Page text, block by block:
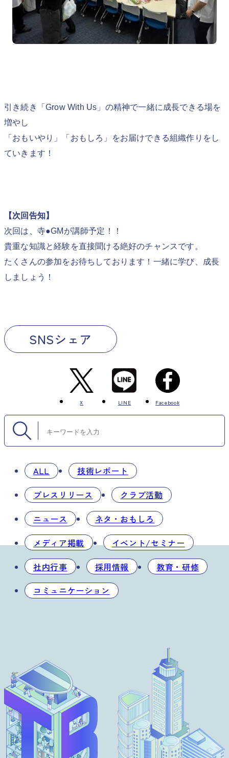
引き続き「Grow With Us」の精神で一緒に成長できる場を
増やし
「おもいやり」「おもしろ」をお届けできる組織作りをし
ていきます！
【次回告知】
次回は、寺●GMが講師予定！！
貴重な知識と経験を直接聞ける絶好のチャンスです。
たくさんの参加をお待ちしております！一緒に学び、成長
しましょう！
SNSシェア
X LINE Facebook
ALL
技術レポート
プレスリリース
クラブ活動
ニュース
ネタ・おもしろ
メディア掲載
イベント/セミナー
社内行事
採用情報
教育・研修
コミュニケーション